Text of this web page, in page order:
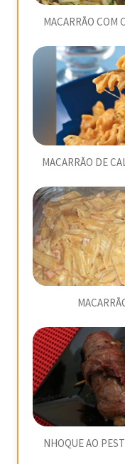
MACARRÃO COM
MACARRÃO DE
NHOQUE AO